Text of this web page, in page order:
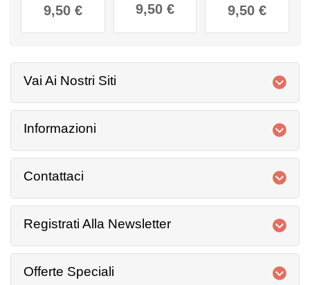
9,50 € 9,50 € 9,50 €
Vai Ai Nostri Siti
Informazioni
Contattaci
Registrati Alla Newsletter
Offerte Speciali